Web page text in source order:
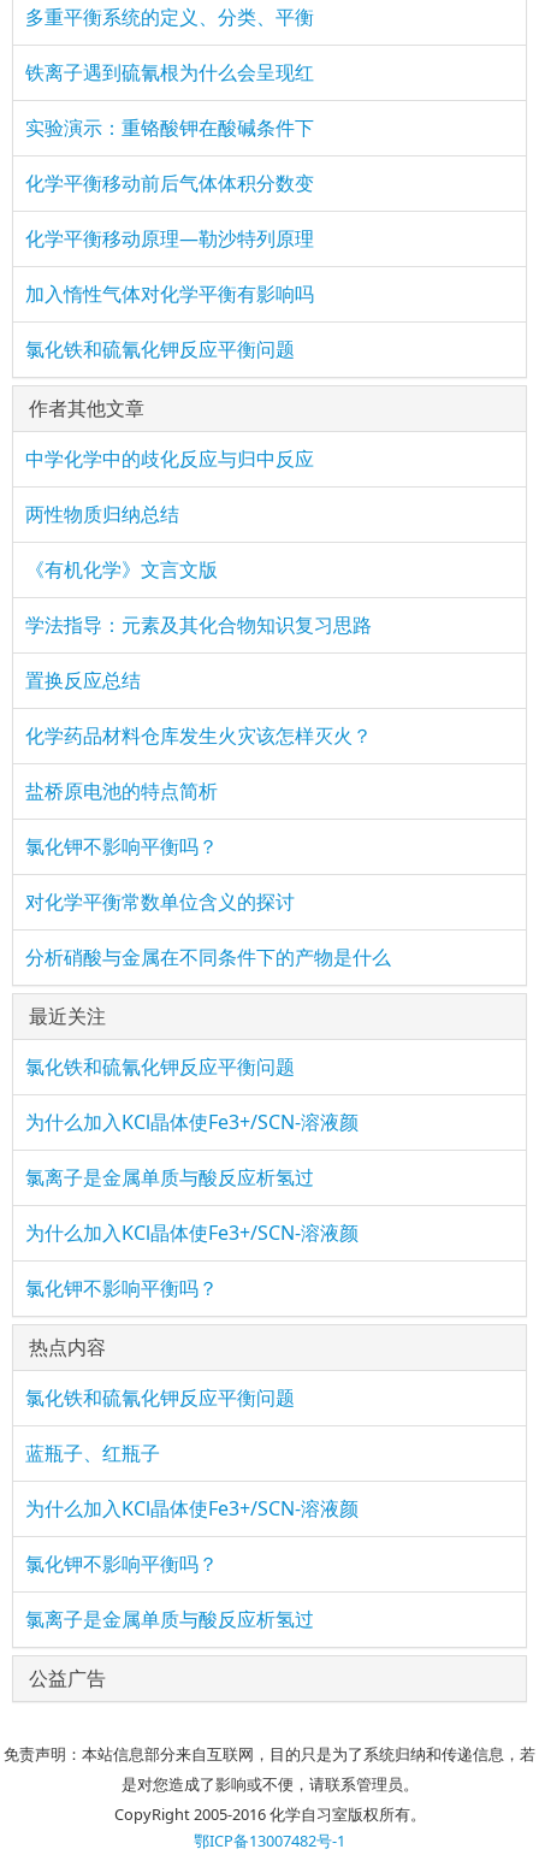
多重平衡系统的定义、分类、平衡
铁离子遇到硫氰根为什么会呈现红
实验演示：重铬酸钾在酸碱条件下
化学平衡移动前后气体体积分数变
化学平衡移动原理—勒沙特列原理
加入惰性气体对化学平衡有影响吗
氯化铁和硫氰化钾反应平衡问题
作者其他文章
中学化学中的歧化反应与归中反应
两性物质归纳总结
《有机化学》文言文版
学法指导：元素及其化合物知识复习思路
置换反应总结
化学药品材料仓库发生火灾该怎样灭火？
盐桥原电池的特点简析
氯化钾不影响平衡吗？
对化学平衡常数单位含义的探讨
分析硝酸与金属在不同条件下的产物是什么
最近关注
氯化铁和硫氰化钾反应平衡问题
为什么加入KCl晶体使Fe3+/SCN-溶液颜
氯离子是金属单质与酸反应析氢过
为什么加入KCl晶体使Fe3+/SCN-溶液颜
氯化钾不影响平衡吗？
热点内容
氯化铁和硫氰化钾反应平衡问题
蓝瓶子、红瓶子
为什么加入KCl晶体使Fe3+/SCN-溶液颜
氯化钾不影响平衡吗？
氯离子是金属单质与酸反应析氢过
公益广告
免责声明：本站信息部分来自互联网，目的只是为了系统归纳和传递信息，若
是对您造成了影响或不便，请联系管理员。
CopyRight 2005-2016 化学自习室版权所有。
鄂ICP备13007482号-1